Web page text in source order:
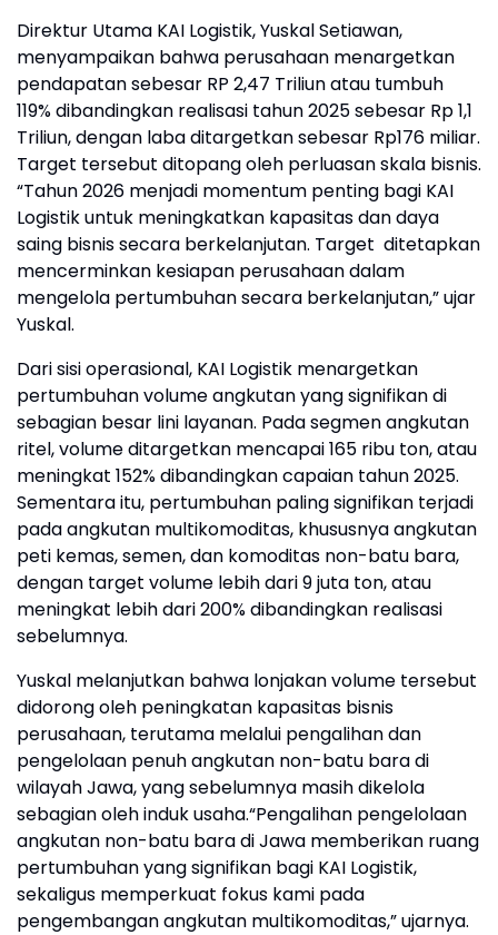
Direktur Utama KAI Logistik, Yuskal Setiawan,
menyampaikan bahwa perusahaan menargetkan
pendapatan sebesar RP 2,47 Triliun atau tumbuh
119% dibandingkan realisasi tahun 2025 sebesar Rp 1,1
Triliun, dengan laba ditargetkan sebesar Rp176 miliar.
Target tersebut ditopang oleh perluasan skala bisnis.
“Tahun 2026 menjadi momentum penting bagi KAI
Logistik untuk meningkatkan kapasitas dan daya
saing bisnis secara berkelanjutan. Target ditetapkan
mencerminkan kesiapan perusahaan dalam
mengelola pertumbuhan secara berkelanjutan,” ujar
Yuskal.
Dari sisi operasional, KAI Logistik menargetkan
pertumbuhan volume angkutan yang signifikan di
sebagian besar lini layanan. Pada segmen angkutan
ritel, volume ditargetkan mencapai 165 ribu ton, atau
meningkat 152% dibandingkan capaian tahun 2025.
Sementara itu, pertumbuhan paling signifikan terjadi
pada angkutan multikomoditas, khususnya angkutan
peti kemas, semen, dan komoditas non-batu bara,
dengan target volume lebih dari 9 juta ton, atau
meningkat lebih dari 200% dibandingkan realisasi
sebelumnya.
Yuskal melanjutkan bahwa lonjakan volume tersebut
didorong oleh peningkatan kapasitas bisnis
perusahaan, terutama melalui pengalihan dan
pengelolaan penuh angkutan non-batu bara di
wilayah Jawa, yang sebelumnya masih dikelola
sebagian oleh induk usaha.“Pengalihan pengelolaan
angkutan non-batu bara di Jawa memberikan ruang
pertumbuhan yang signifikan bagi KAI Logistik,
sekaligus memperkuat fokus kami pada
pengembangan angkutan multikomoditas,” ujarnya.